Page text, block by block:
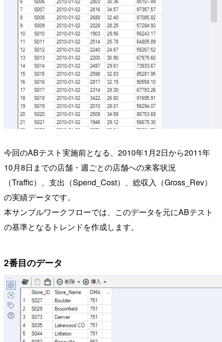
今回のABテスト実施前となる、2010年1月2日から2011年
10月8日までの店舗・週ごとの店舗への来客状況
（Traffic）、支出（Spend_Cost）、総収入（Gross_Rev）
の実績データです。
本サンプルワークフローでは、このデータを元にABテスト
の基準となるトレンドを作成します。
2番目のデータ